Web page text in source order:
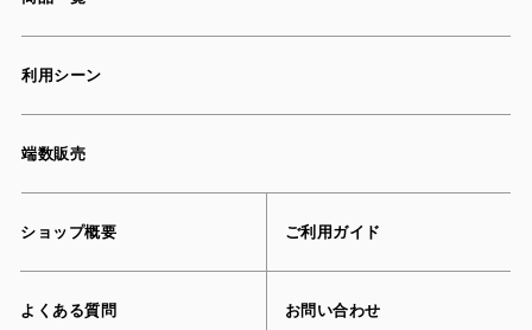
利用シーン
端数販売
ショップ概要 ご利用ガイド
よくある質問 お問い合わせ